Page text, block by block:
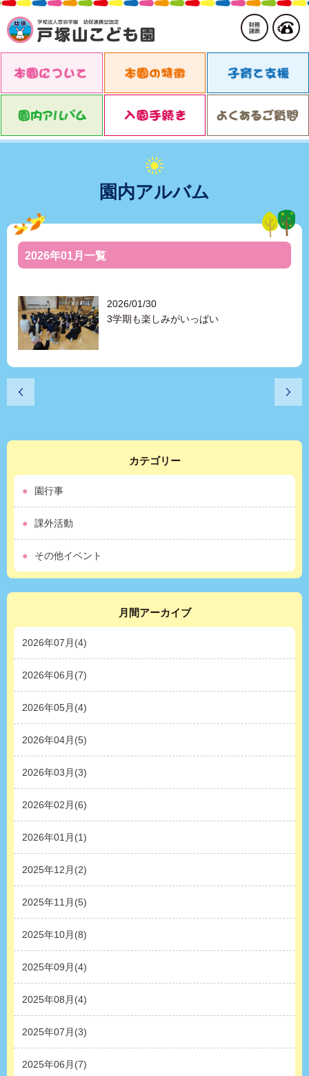
園内アルバム
2026年01月一覧
2026/01/30
3学期も楽しみがいっぱい
カテゴリー
園行事
課外活動
その他イベント
月間アーカイブ
2026年07月(4)
2026年06月(7)
2026年05月(4)
2026年04月(5)
2026年03月(3)
2026年02月(6)
2026年01月(1)
2025年12月(2)
2025年11月(5)
2025年10月(8)
2025年09月(4)
2025年08月(4)
2025年07月(3)
2025年06月(7)